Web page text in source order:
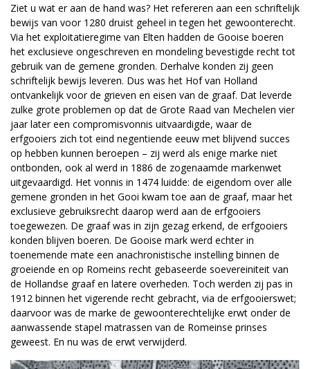
Ziet u wat er aan de hand was? Het refereren aan een schriftelijk
bewijs van voor 1280 druist geheel in tegen het gewoonterecht.
Via het exploitatieregime van Elten hadden de Gooise boeren
het exclusieve ongeschreven en mondeling bevestigde recht tot
gebruik van de gemene gronden. Derhalve konden zij geen
schriftelijk bewijs leveren. Dus was het Hof van Holland
ontvankelijk voor de grieven en eisen van de graaf. Dat leverde
zulke grote problemen op dat de Grote Raad van Mechelen vier
jaar later een compromisvonnis uitvaardigde, waar de
erfgooiers zich tot eind negentiende eeuw met blijvend succes
op hebben kunnen beroepen – zij werd als enige marke niet
ontbonden, ook al werd in 1886 de zogenaamde markenwet
uitgevaardigd. Het vonnis in 1474 luidde: de eigendom over alle
gemene gronden in het Gooi kwam toe aan de graaf, maar het
exclusieve gebruiksrecht daarop werd aan de erfgooiers
toegewezen. De graaf was in zijn gezag erkend, de erfgooiers
konden blijven boeren. De Gooise mark werd echter in
toenemende mate een anachronistische instelling binnen de
groeiende en op Romeins recht gebaseerde soevereiniteit van
de Hollandse graaf en latere overheden. Toch werden zij pas in
1912 binnen het vigerende recht gebracht, via de erfgooierswet;
daarvoor was de marke de gewoonterechtelijke erwt onder de
aanwassende stapel matrassen van de Romeinse prinses
geweest. En nu was de erwt verwijderd.